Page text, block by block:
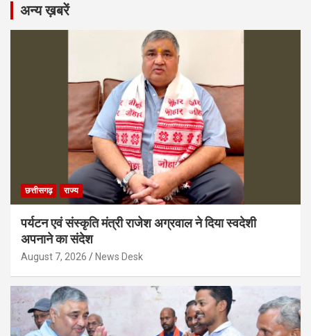
अन्य ख़बरें
छत्तीसगढ़ राज्य
पर्यटन एवं संस्कृति मंत्री राजेश अग्रवाल ने दिया स्वदेशी
अपनाने का संदेश
August 7, 2026 News Desk